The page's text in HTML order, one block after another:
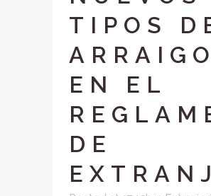
TIPOS
ARRAIGO
EN EL
DE